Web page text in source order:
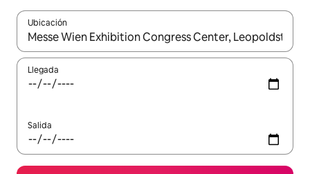
Ubicación
Cuando los resultados estén disponibles, podrás navegar
Llegada
Salida